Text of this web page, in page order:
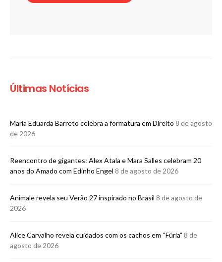
Últimas Notícias
Maria Eduarda Barreto celebra a formatura em Direito 8 de agosto
de 2026
Reencontro de gigantes: Alex Atala e Mara Salles celebram 20
anos do Amado com Edinho Engel 8 de agosto de 2026
Animale revela seu Verão 27 inspirado no Brasil 8 de agosto de
2026
Alice Carvalho revela cuidados com os cachos em “Fúria” 8 de
agosto de 2026